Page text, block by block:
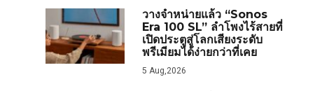
วางจำหน่ายแล้ว “Sonos
Era 100 SL” ลำโพงไร้สายที่
เปิดประตูสู่โลกเสียงระดับ
พรีเมียมได้ง่ายกว่าที่เคย
5 Aug,2026